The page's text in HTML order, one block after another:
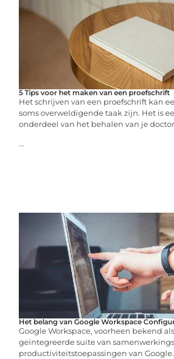
5 Tips voor het maken van een proefschrift
Het schrijven van een proefschrift kan
soms overweldigende taak zijn. Het is
onderdeel van het behalen van je
...
Het belang van Google Workspace
Google Workspace, voorheen bekend
geïntegreerde suite van
productiviteitstoepassingen van